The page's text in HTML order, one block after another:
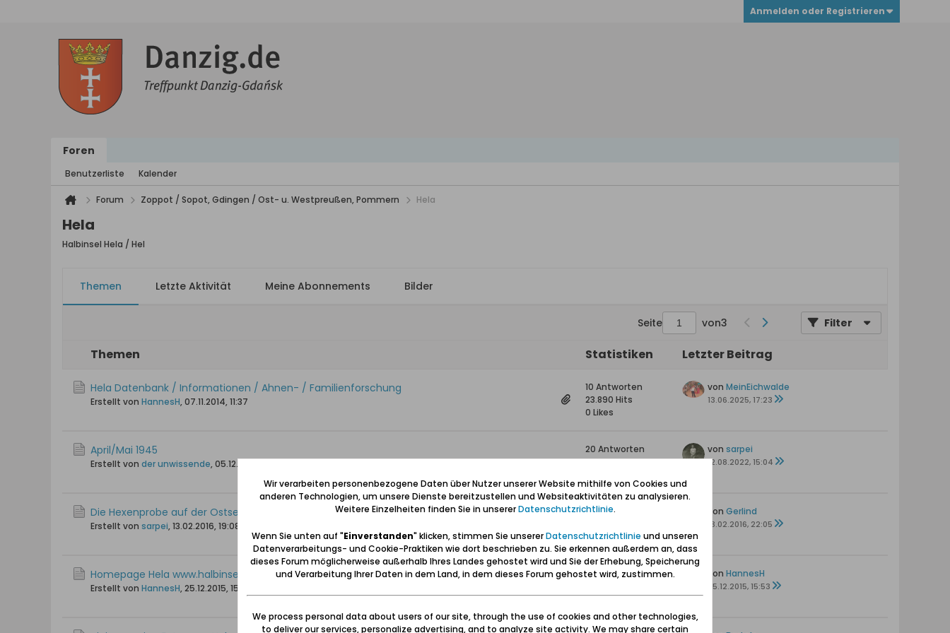
Anmelden oder Registrieren
Foren
Benutzerliste Kalender
Forum Zoppot / Sopot, Gdingen / Ost- u. Westpreußen, Pommern Hela
Hela
Halbinsel Hela / Hel
Themen Letzte Aktivität Meine Abonnements Bilder
Seite von3 Filter
Themen Statistiken Letzter Beitrag
Hela Datenbank / Informationen / Ahnen- / Familienforschung
Erstellt von HannesH, 07.11.2014, 11:37
10 Antworten
23.890 Hits
0 Likes
von MeinEichwalde
13.06.2025, 17:23
April/Mai 1945
Erstellt von der unwissende, 05.12.2009, 17:19
20 Antworten
47.551 Hits
von sarpei
12.08.2022, 15:04
Die Hexenprobe auf der Ostsee im Putziger Wieck im Jahr 1836
Erstellt von sarpei, 13.02.2016, 19:08
1 Antwort
0 Likes
von Gerlind
13.02.2016, 22:05
Homepage Hela www.halbinsel-hela.de
Erstellt von HannesH, 25.12.2015, 15:53
0 Antworten
0 Likes
von HannesH
25.12.2015, 15:53
Wir verarbeiten personenbezogene Daten über Nutzer unserer Website mithilfe von Cookies und
anderen Technologien, um unsere Dienste bereitzustellen und Websiteaktivitäten zu analysieren.
Weitere Einzelheiten finden Sie in unsererDatenschutzrichtlinie.
Wenn Sie unten auf "Einverstanden" klicken, stimmen Sie unsererDatenschutzrichtlinie und unseren
Datenverarbeitungs- und Cookie-Praktiken wie dort beschrieben zu. Sie erkennen außerdem an, dass
dieses Forum möglicherweise außerhalb Ihres Landes gehostet wird und Sie der Erhebung, Speicherung
und Verarbeitung Ihrer Daten in dem Land, in dem dieses Forum gehostet wird, zustimmen.
We process personal data about users of our site, through the use of cookies and other technologies,
to deliver our services, personalize advertising, and to analyze site activity. We may share certain